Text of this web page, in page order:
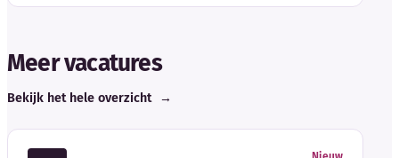
Meer vacatures
Bekijk het hele overzicht →